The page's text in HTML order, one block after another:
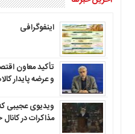
اینفوگرافی
تأکید معاون
و عرضه پایدار
ویدیوی عجیبی
مذاکرات در